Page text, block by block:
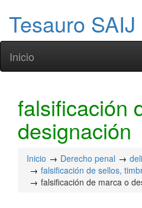
Tesauro SAIJ
Inicio
falsificación
designación
Inicio Derecho penal
falsificación de sellos,
falsificación de marca o